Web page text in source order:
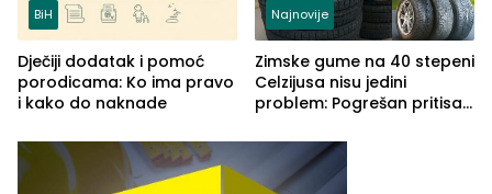
BiH
Dječiji dodatak i pomoć
porodicama: Ko ima pravo
i kako do naknade
Najnovije
Zimske gume na 40 stepeni
Celzijusa nisu jedini
problem: Pogrešan pritisak